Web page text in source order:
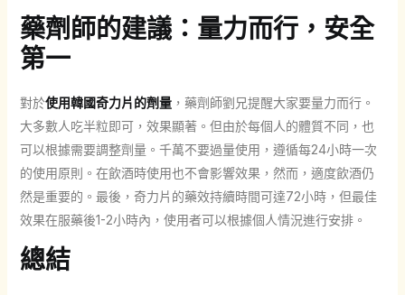
藥劑師的建議：量力而行，安全
第一
對於使用韓國奇力片的劑量，藥劑師劉兄提醒大家要量力而行。
大多數人吃半粒即可，效果顯著。但由於每個人的體質不同，也
可以根據需要調整劑量。千萬不要過量使用，遵循每24小時一次
的使用原則。在飲酒時使用也不會影響效果，然而，適度飲酒仍
然是重要的。最後，奇力片的藥效持續時間可達72小時，但最佳
效果在服藥後1-2小時內，使用者可以根據個人情況進行安排。
總結